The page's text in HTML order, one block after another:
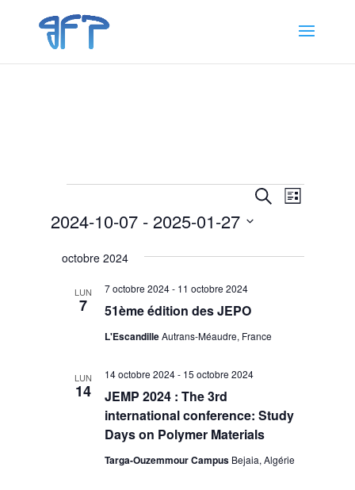
Évènements Recherche
et
de
Recherche
de
Liste
2024-10-07 - 2025-01-27
uneoctobre 2024
LUN
7 51ème édition des JEPO
7 octobre 2024- 11 octobre 2024
L'EscandilleAutrans-Méaudre, France
LUN
14
JEMP 2024 : The 3rd
international conference: Study
Days on Polymer Materials
14 octobre 2024- 15 octobre 2024
Targa-Ouzemmour Campus Bejaia, Algérie